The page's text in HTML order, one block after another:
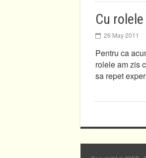
Cu
26 May 2011
Pentru ca
rolele am zis
sa repet